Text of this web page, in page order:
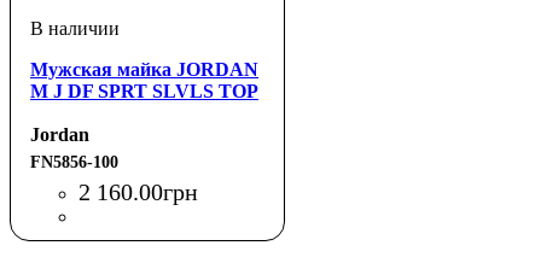
Мужская майка JORDAN
M J DF SPRT SLVLS TOP
Jordan
FN5856-100
2 160.00грн